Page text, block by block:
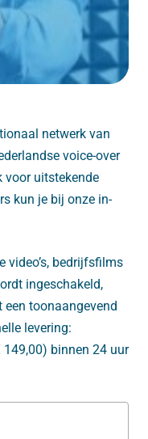
netwerk van
voice-over
voor uitstekende
kun je bij onze in-
video’s, bedrijfsfilms
ingeschakeld,
een toonaangevend
levering:
binnen 24 uur